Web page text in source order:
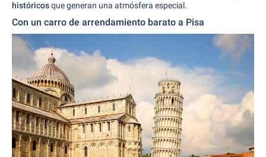
históricosque generan una atmósfera especial.
Con un carro de arrendamiento barato a Pisa